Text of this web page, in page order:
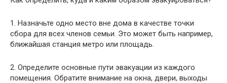
1. Назначьте одно место вне дома в качестве точки
сбора для всех членов семьи. Это может быть например,
ближайшая станция метро или площадь.
2. Определите основные пути эвакуации из каждого
помещения. Обратите внимание на окна, двери, выходы